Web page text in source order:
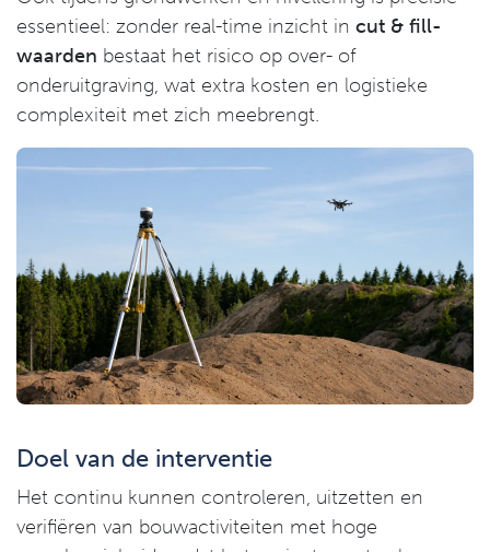
essentieel: zonder real-time inzicht in cut & fill-
waarden bestaat het risico op over- of
onderuitgraving, wat extra kosten en logistieke
complexiteit met zich meebrengt.
Doel van de interventie
Het continu kunnen controleren, uitzetten en
verifiëren van bouwactiviteiten met hoge